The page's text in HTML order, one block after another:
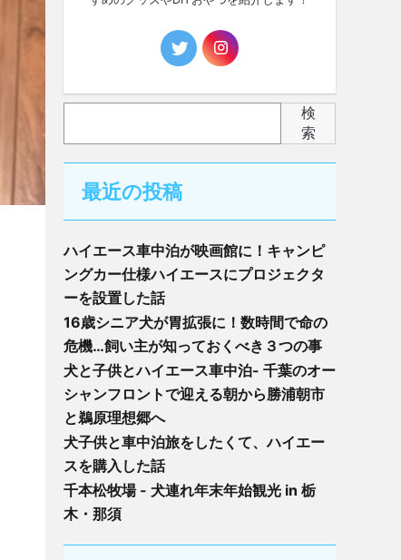
検
索
最近の投稿
ハイエース車中泊が映画館に！キャンピ
ングカー仕様ハイエースにプロジェクタ
ーを設置した話
16歳シニア犬が胃拡張に！数時間で命の
危機…飼い主が知っておくべき３つの事
犬と子供とハイエース車中泊- 千葉のオー
シャンフロントで迎える朝から勝浦朝市
と鵜原理想郷へ
犬子供と車中泊旅をしたくて、ハイエー
スを購入した話
千本松牧場 - 犬連れ年末年始観光 in 栃
木・那須